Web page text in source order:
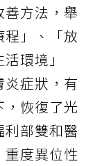
方法，舉
」、「放
環境」
症狀，有
恢復了光
部雙和醫
度異位性